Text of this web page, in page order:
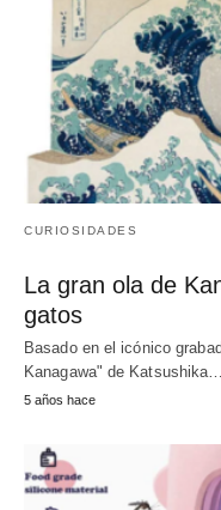
CURIOSIDADES
La gran ola de
gatos
Basado en el icónico
Kanagawa" de Katsushika…
5 años hace